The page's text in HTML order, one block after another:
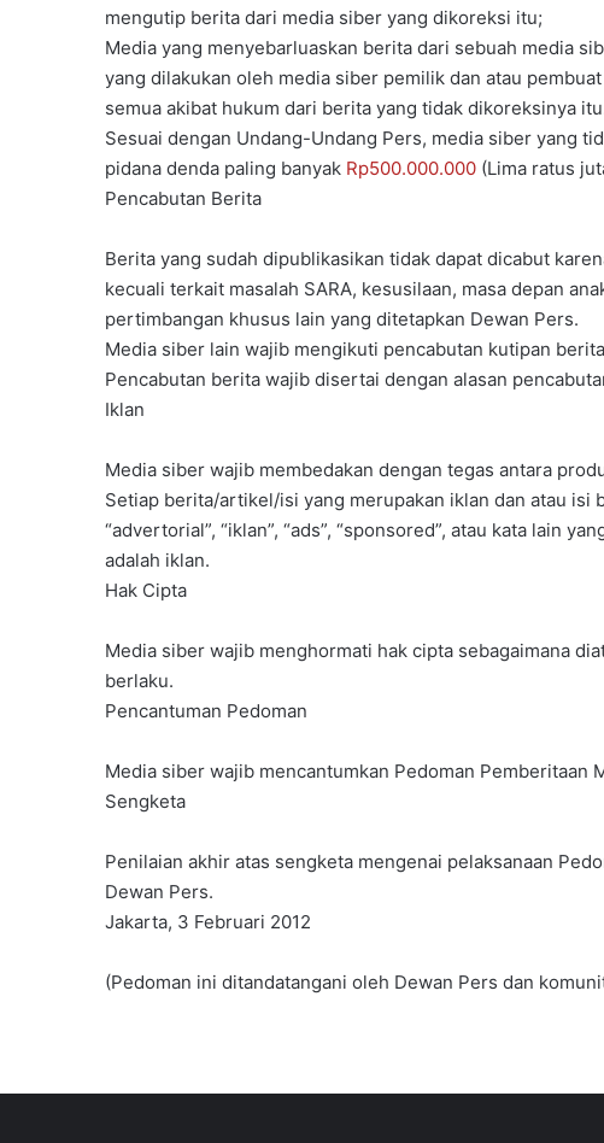
mengutip berita dari media siber yang dikoreksi itu;
Media yang menyebarluaskan berita dari sebuah media
yang dilakukan oleh media siber pemilik dan atau
semua akibat hukum dari berita yang tidak dikoreksinya
Sesuai dengan Undang-Undang Pers, media siber yang
pidana denda paling banyak Rp500.000.000 (Lima ratus
Pencabutan Berita
Berita yang sudah dipublikasikan tidak dapat dicabut
kecuali terkait masalah SARA, kesusilaan, masa depan
pertimbangan khusus lain yang ditetapkan Dewan Pers.
Media siber lain wajib mengikuti pencabutan kutipan
Pencabutan berita wajib disertai dengan alasan
Iklan
Media siber wajib membedakan dengan tegas antara
Setiap berita/artikel/isi yang merupakan iklan dan atau isi
“advertorial”, “iklan”, “ads”, “sponsored”, atau kata lain
adalah iklan.
Hak Cipta
Media siber wajib menghormati hak cipta sebagaimana
berlaku.
Pencantuman Pedoman
Media siber wajib mencantumkan Pedoman Pemberitaan
Sengketa
Penilaian akhir atas sengketa mengenai pelaksanaan
Dewan Pers.
Jakarta, 3 Februari 2012
(Pedoman ini ditandatangani oleh Dewan Pers dan